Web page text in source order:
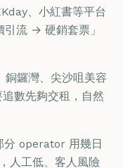
、小紅書等平台
流 → 硬銷套票」
銅鑼灣、尖沙咀美容
數先夠交租，自然
分 operator 用幾日
人工低、客人風險